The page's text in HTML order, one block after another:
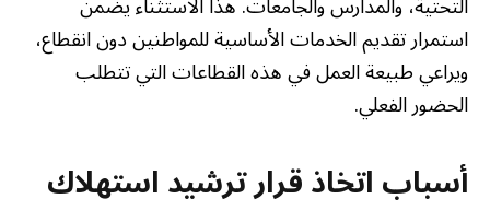
استمرار تقديم الخدمات الأساسية للمواطنين دون انقطاع،
ويراعي طبيعة العمل في هذه القطاعات التي تتطلب
الحضور الفعلي.
أسباب اتخاذ قرار ترشيد استهلاك